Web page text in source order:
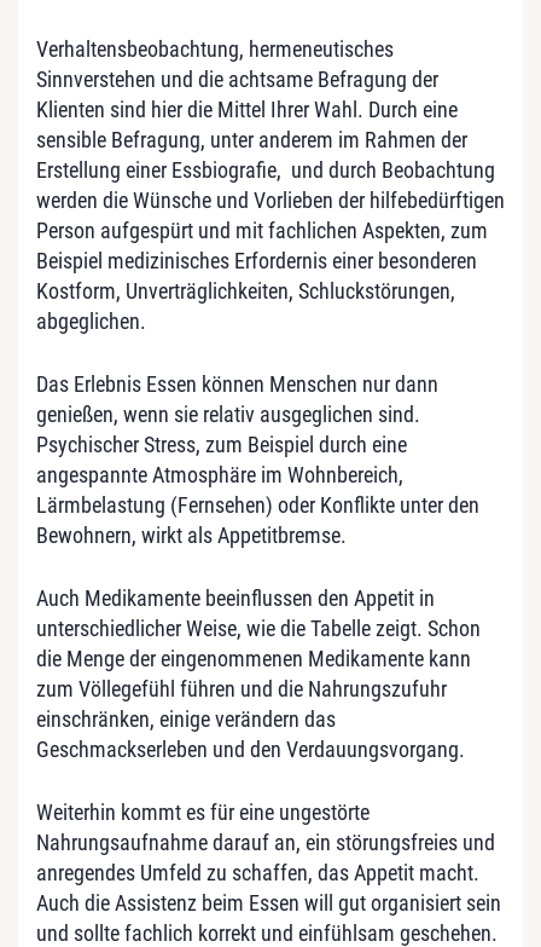
Verhaltensbeobachtung, hermeneutisches
Sinnverstehen und die achtsame Befragung der
Klienten sind hier die Mittel Ihrer Wahl. Durch eine
sensible Befragung, unter anderem im Rahmen der
Erstellung einer Essbiografie, und durch Beobachtung
werden die Wünsche und Vorlieben der hilfebedürftigen
Person aufgespürt und mit fachlichen Aspekten, zum
Beispiel medizinisches Erfordernis einer besonderen
Kostform, Unverträglichkeiten, Schluckstörungen,
abgeglichen.
Das Erlebnis Essen können Menschen nur dann
genießen, wenn sie relativ ausgeglichen sind.
Psychischer Stress, zum Beispiel durch eine
angespannte Atmosphäre im Wohnbereich,
Lärmbelastung (Fernsehen) oder Konflikte unter den
Bewohnern, wirkt als Appetitbremse.
Auch Medikamente beeinflussen den Appetit in
unterschiedlicher Weise, wie die Tabelle zeigt. Schon
die Menge der eingenommenen Medikamente kann
zum Völlegefühl führen und die Nahrungszufuhr
einschränken, einige verändern das
Geschmackserleben und den Verdauungsvorgang.
Weiterhin kommt es für eine ungestörte
Nahrungsaufnahme darauf an, ein störungsfreies und
anregendes Umfeld zu schaffen, das Appetit macht.
Auch die Assistenz beim Essen will gut organisiert sein
und sollte fachlich korrekt und einfühlsam geschehen.